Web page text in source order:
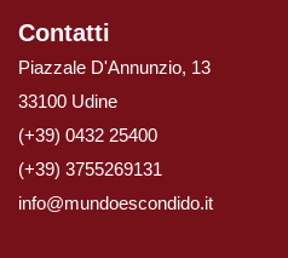
Contatti
Piazzale D'Annunzio, 13
33100 Udine
(+39) 0432 25400
(+39) 3755269131
info@mundoescondido.it